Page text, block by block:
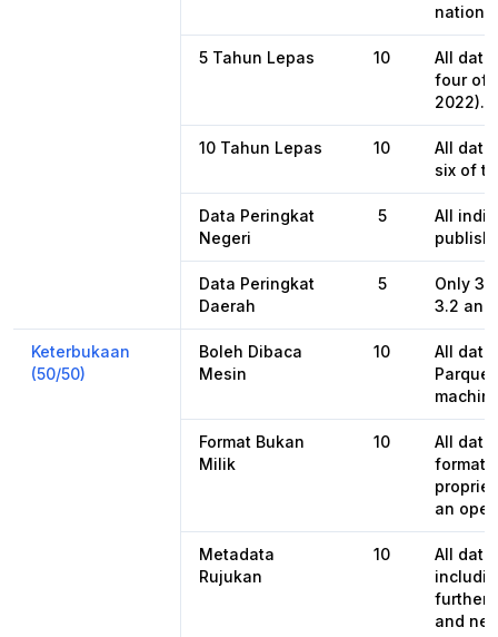
5 Tahun Lepas 10
All
four of
2022).
10 Tahun Lepas 10
All
six of
Data Peringkat
Negeri
5
All
Data Peringkat
Daerah
5
Only
3.2 and
Keterbukaan
(50/50)
Boleh Dibaca
Mesin
10
All data
Format Bukan
Milik
10
All data
format,
an
Metadata
Rujukan
10
All
further
and